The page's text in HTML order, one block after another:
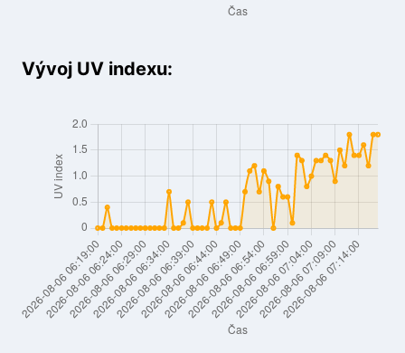
Vývoj UV indexu: